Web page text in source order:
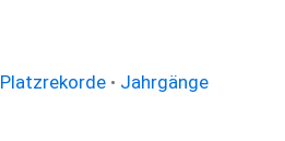
Platzrekorde • Jahrgänge